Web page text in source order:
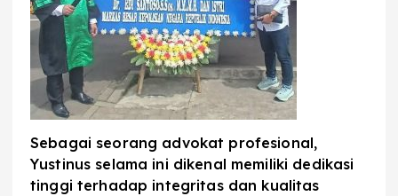
Sebagai seorang advokat profesional,
Yustinus selama ini dikenal memiliki dedikasi
tinggi terhadap integritas dan kualitas